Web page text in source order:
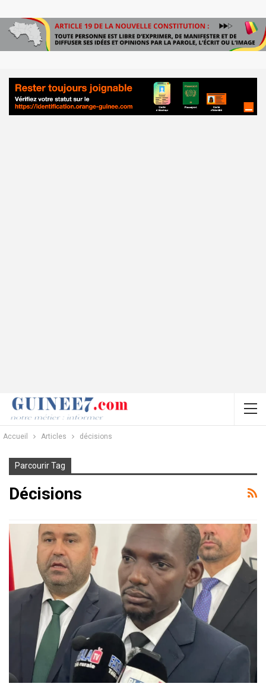
Accueil Articles décisions
Parcourir Tag
Décisions